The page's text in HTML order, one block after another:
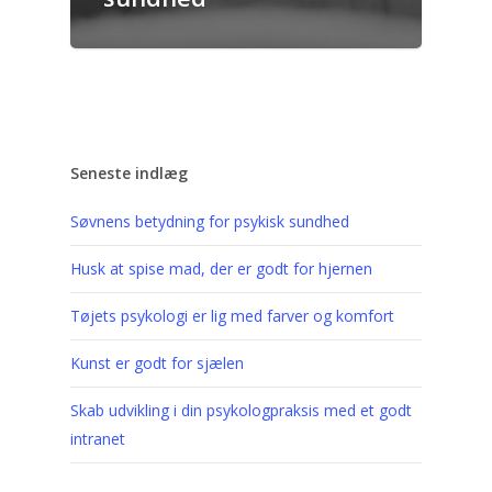
Seneste indlæg
Søvnens betydning for psykisk sundhed
Husk at spise mad, der er godt for hjernen
Tøjets psykologi er lig med farver og komfort
Kunst er godt for sjælen
Skab udvikling i din psykologpraksis med et godt
intranet